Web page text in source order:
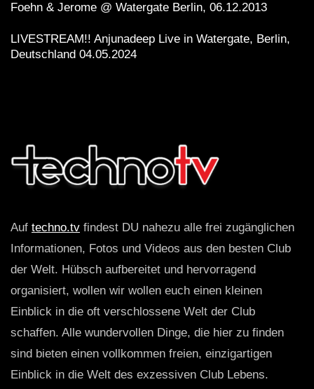
Foehn & Jerome @ Watergate Berlin, 06.12.2013
LIVESTREAM!! Anjunadeep Live in Watergate, Berlin,
Deutschland 04.05.2024
Auf techno.tv findest DU nahezu alle frei zugänglichen
Informationen, Fotos und Videos aus den besten Club
der Welt. Hübsch aufbereitet und hervorragend
organisiert, wollen wir wollen euch einen kleinen
Einblick in die oft verschlossene Welt der Club
schaffen. Alle wundervollen Dinge, die hier zu finden
sind bieten einen vollkommen freien, einzigartigen
Einblick in die Welt des exzessiven Club Lebens.